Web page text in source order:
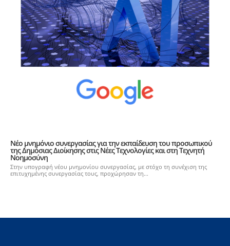
Nέο μνημόνιο συνεργασίας για την εκπαίδευση του προσωπικού
της Δημόσιας Διοίκησης στις Nέες Tεχνολογίες και στη Τεχνητή
Νοημοσύνη
Στην υπογραφή νέου μνημονίου συνεργασίας, με στόχο τη συνέχιση της
επιτυχημένης συνεργασίας τους, προχώρησαν τη...